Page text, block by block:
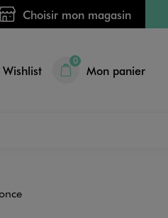
Choisir mon magasin
Wishlist
0
Mon panier